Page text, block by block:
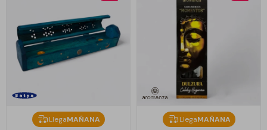
LlegaMAÑANA LlegaMAÑANA